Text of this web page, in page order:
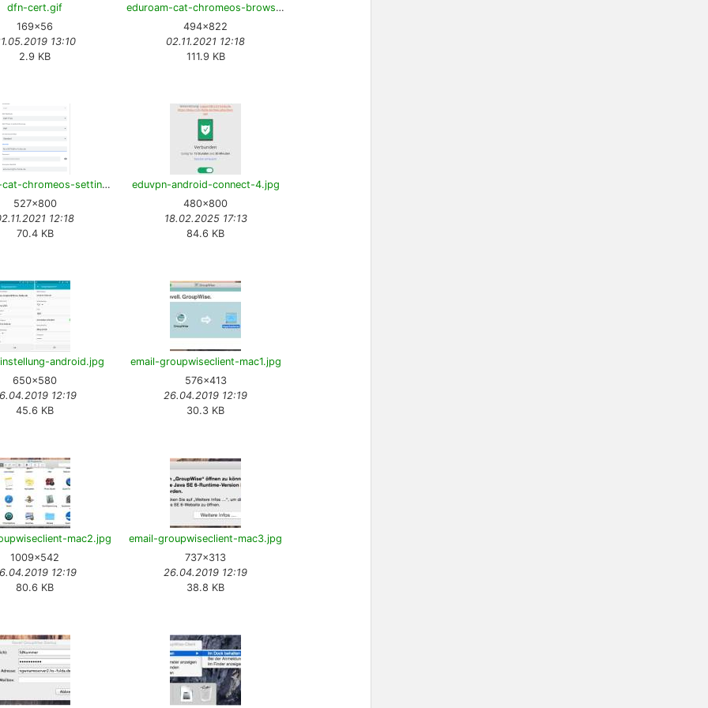
dfn-cert.gif
169×56
13:10
2.9 KB
eduroam-cat-chromeos-browser.png
494×822
02.11.2021 12:18
111.9 KB
eduroam-cat-chromeos-settings.png
527×800
12:18
70.4 KB
eduvpn-android-connect-4.jpg
480×800
18.02.2025 17:13
84.6 KB
android.jpg
650×580
12:19
45.6 KB
email-groupwiseclient-mac1.jpg
576×413
26.04.2019 12:19
30.3 KB
mac2.jpg
1009×542
12:19
80.6 KB
email-groupwiseclient-mac3.jpg
737×313
26.04.2019 12:19
38.8 KB